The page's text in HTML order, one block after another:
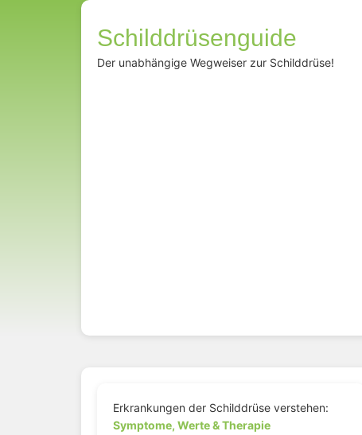
Schilddrüsenguide
Der unabhängige Wegweiser zur Schilddrüse!
Erkrankungen der Schilddrüse verstehen:
Symptome, Werte & Therapie